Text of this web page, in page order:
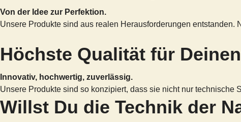
Von der Idee zur Perfektion.
Unsere Produkte sind aus realen Herausforderungen
Höchste Qualität für
Innovativ, hochwertig, zuverlässig.
Unsere Produkte sind so konzipiert, dass sie nicht nur
Willst Du die Technik der